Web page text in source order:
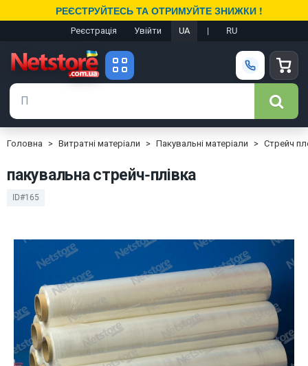
РЕЄСТРУЙТЕСЬ ТА ОТРИМУЙТЕ ЗНИЖКИ !
Реєстрація Увійти UA | RU
Головна Витратні матеріали Пакувальні матеріали Стрейч
пакувальна стрейч-плівка
ID#165